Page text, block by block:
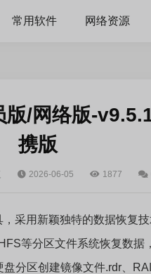
常用软件 网络资源
/网络版-
携版
2026-06-05 1877
采用新颖独特的数据恢复技
等分区文件系统恢复数据
分区创建镜像文件.rdr、